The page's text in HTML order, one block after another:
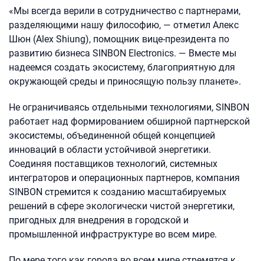
«Мы всегда верили в сотрудничество с партнерами,
разделяющими нашу философию, — отметил Алекс
Шюн (Alex Shiung), помощник вице-президента по
развитию бизнеса SINBON Electronics. — Вместе мы
надеемся создать экосистему, благоприятную для
окружающей среды и приносящую пользу планете».
Не ограничиваясь отдельными технологиями, SINBON
работает над формированием обширной партнерской
экосистемы, объединенной общей концепцией
инноваций в области устойчивой энергетики.
Соединяя поставщиков технологий, системных
интеграторов и операционных партнеров, компания
SINBON стремится к созданию масштабируемых
решений в сфере экологически чистой энергетики,
пригодных для внедрения в городской и
промышленной инфраструктуре во всем мире.